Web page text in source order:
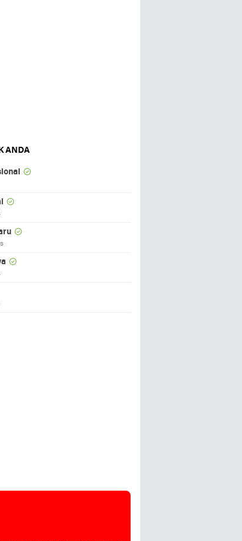
ANDA